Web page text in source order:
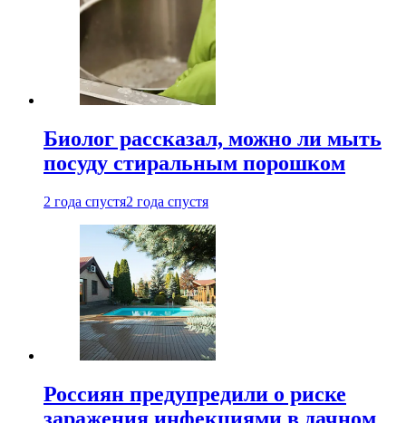
Биолог рассказал, можно ли мыть
посуду стиральным порошком
2 года спустя2 года спустя
Россиян предупредили о риске